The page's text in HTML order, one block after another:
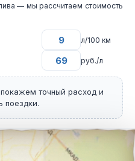
— мы рассчитаем стоимость
л/100 км
руб./л
точный расход и
поездки.
маршрута из города